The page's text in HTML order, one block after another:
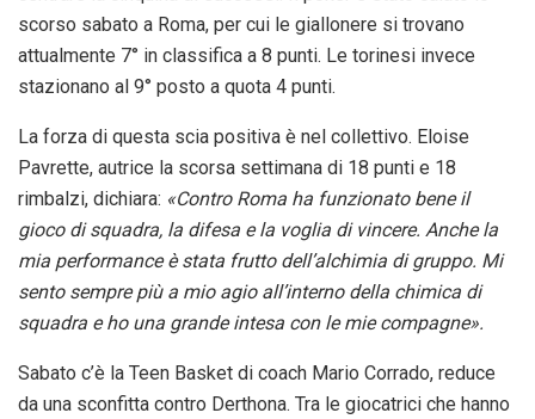
scorso sabato a Roma, per cui le giallonere si trovano
attualmente 7° in classifica a 8 punti. Le torinesi invece
stazionano al 9° posto a quota 4 punti.
La forza di questa scia positiva è nel collettivo. Eloise
Pavrette, autrice la scorsa settimana di 18 punti e 18
rimbalzi, dichiara: «Contro Roma ha funzionato bene il
gioco di squadra, la difesa e la voglia di vincere. Anche la
mia performance è stata frutto dell’alchimia di gruppo. Mi
sento sempre più a mio agio all’interno della chimica di
squadra e ho una grande intesa con le mie compagne».
Sabato c’è la Teen Basket di coach Mario Corrado, reduce
da una sconfitta contro Derthona. Tra le giocatrici che hanno